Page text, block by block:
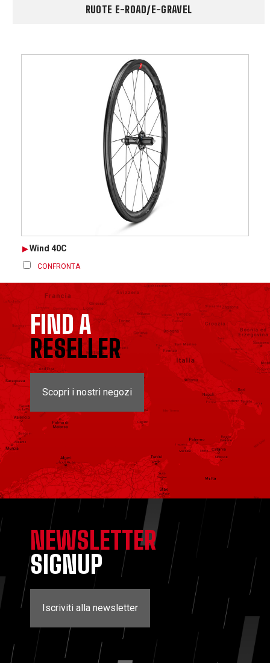
RUOTE E-ROAD/E-GRAVEL
Wind 40C
CONFRONTA
FIND A
RESELLER
Scopri i nostri negozi
NEWSLETTER
SIGNUP
Iscriviti alla newsletter